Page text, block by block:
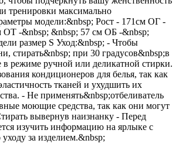
тренировки максимально
модели:&nbsp; Рост - 171см ОГ -
ОТ -&nbsp; &nbsp; 57 см ОБ -&nbsp;
размер S Уход:&nbsp; - Чтобы
стирать&nbsp; при 30 градусов&nbsp;в
режиме ручной или деликатной стирки.
кондиционеров для белья, так как
тканей и ухудшить их
- Не применять&nbsp;отбеливатель
моющие средства, так как они могут
вывернув наизнанку - Перед
изучить информацию на ярлыке с
за изделием.&nbsp;